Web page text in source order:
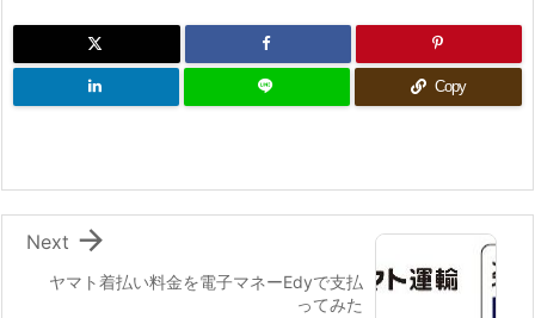
Copy
ヤマト着払い料金を電子マネーEdyで支払
ってみた

Next